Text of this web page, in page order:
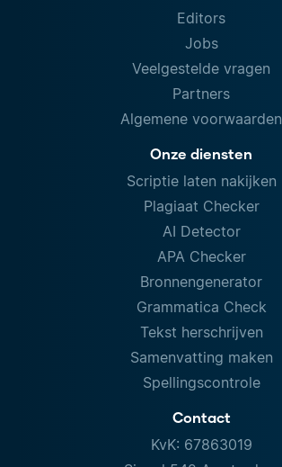
Editors
Jobs
Veelgestelde vragen
Partners
Algemene voorwaarden
Onze diensten
Scriptie laten nakijken
Plagiaat Checker
AI Detector
APA Checker
Bronnengenerator
Grammatica Check
Tekst herschrijven
Samenvatting maken
Spellingscontrole
Contact
KvK: 67863019